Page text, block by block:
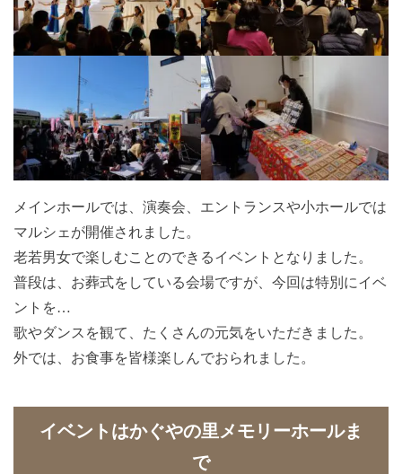
メインホールでは、演奏会、エントランスや小ホールでは
マルシェが開催されました。
老若男女で楽しむことのできるイベントとなりました。
普段は、お葬式をしている会場ですが、今回は特別にイベ
ントを…
歌やダンスを観て、たくさんの元気をいただきました。
外では、お食事を皆様楽しんでおられました。
イベントはかぐやの里メモリーホールま
で